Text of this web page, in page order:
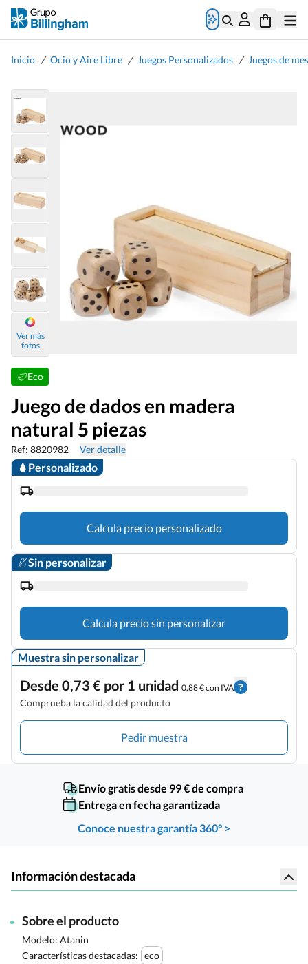
Inicio / Ocio y Aire Libre / Juegos Personalizados / Juegos de
Ver más
fotos
Eco
Juego de dados en madera
natural 5 piezas
Ref: 8820982 Ver detalle
Personalizado
Calcula precio personalizado
Sin personalizar
Calcula precio sin personalizar
Muestra sin personalizar
Desde 0,73 € por 1 unidad 0,88 € con IVA
Comprueba la calidad del producto
Pedir muestra
Envío gratis desde 99 € de compra
Entrega en fecha garantizada
Conoce nuestra garantía 360° >
Información destacada
Sobre el producto
Modelo: Atanin
Características destacadas: eco